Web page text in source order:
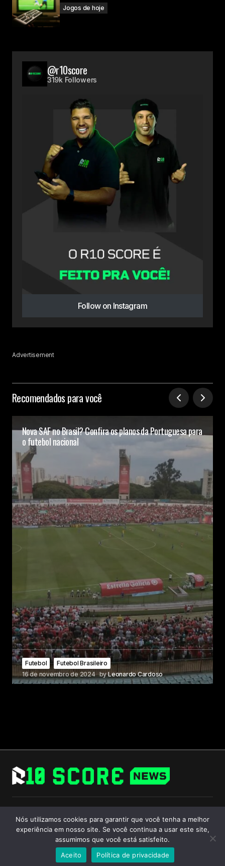
Jogos de hoje
@r10score
319k Followers
Follow on Instagram
Advertisement
Recomendados para você
Nova SAF no Brasil? Confira os planos da Portuguesa para
o futebol nacional
Futebol
Futebol Brasileiro
16 de novembro de 2024 byLeonardo Cardoso
Follow Us
© 2024 R10 Score. All Rights Reserved.
Nós utilizamos cookies para garantir que você tenha a melhor
experiência em nosso site. Se você continua a usar este site,
assumimos que você está satisfeito.
Aceito
Política de privacidade